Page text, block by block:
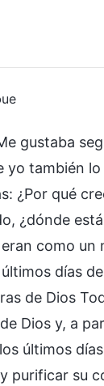
gustaba
también
¿Por qué
¿dónde
como
días de
de Dios
Dios y, a
últimos
purificar su